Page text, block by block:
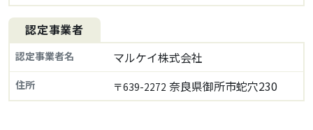
認定事業者
認定事業者名 マルケイ株式会社
住所 〒639-2272 奈良県御所市蛇穴230